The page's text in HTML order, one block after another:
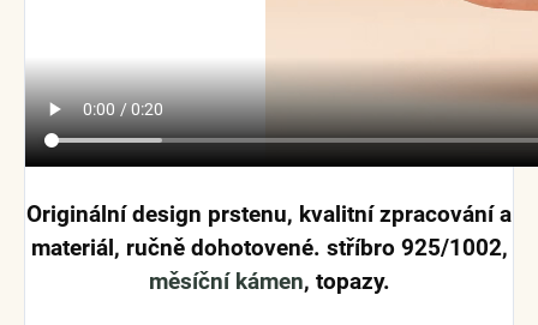
Originální design prstenu, kvalitní zpracování a
materiál, ručně dohotovené. stříbro 925/1002,
měsíční kámen, topazy.